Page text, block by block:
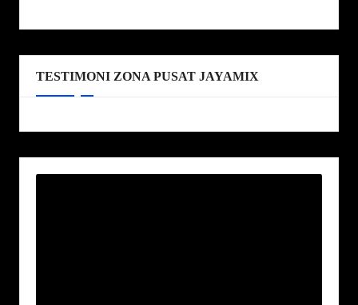
TESTIMONI ZONA PUSAT JAYAMIX